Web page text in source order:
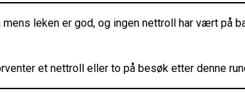
leken er god, og ingen nettroll har vært på
et nettroll eller to på besøk etter denne